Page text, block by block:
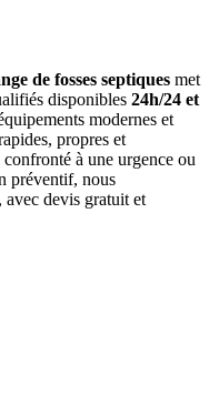
de fosses septiques met
disponibles 24h/24 et
modernes et
propres et
à une urgence ou
préventif, nous
avec devis gratuit et